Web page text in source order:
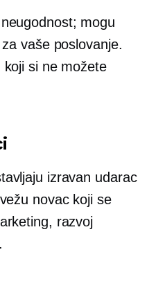
mogu
vaše poslovanje.
si ne možete
izravan udarac
novac koji se
razvoj